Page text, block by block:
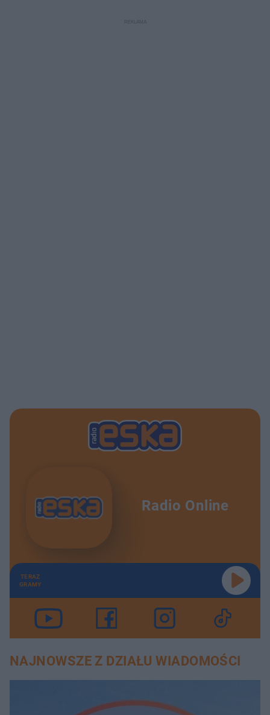
Radio Online
TERAZ
GRAMY
NAJNOWSZE Z DZIAŁU WIADOMOŚCI